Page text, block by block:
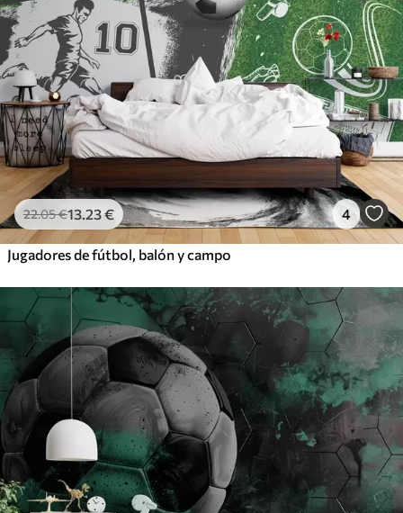
22.05€13.23€ 4
Jugadores de fútbol, balón y campo